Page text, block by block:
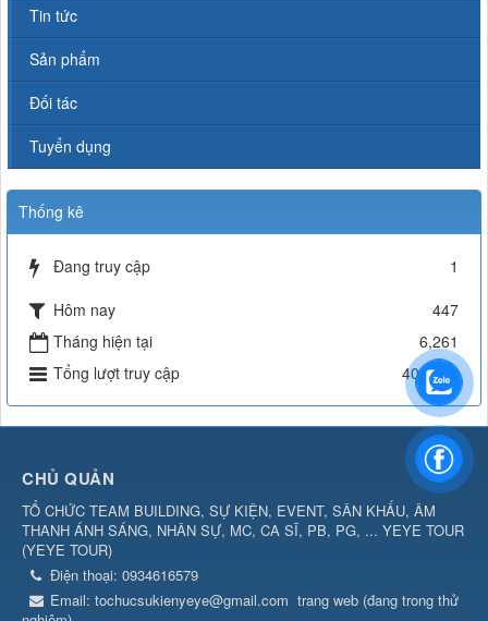
Tin tức
Sản phẩm
Đối tác
Tuyển dụng
Thống kê
Đang truy cập
1
Hôm nay
447
Tháng hiện tại
6,261
Tổng lượt truy cập
402,346
CHỦ QUẢN
TỔ CHỨC TEAM BUILDING, SỰ KIỆN, EVENT, SÂN KHẤU, ÂM
THANH ÁNH SÁNG, NHÂN SỰ, MC, CA SĨ, PB, PG, ... YEYE TOUR
(YEYE TOUR)
Điện thoại: 0934616579
Email: tochucsukienyeye@gmail.com trang web (đang trong thử